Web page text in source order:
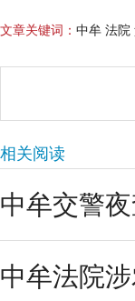
文章关键词： 中牟 法院
相关阅读
中牟交警
中牟法院